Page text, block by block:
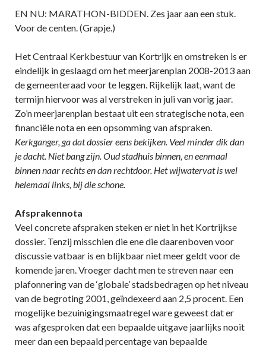
EN NU: MARATHON-BIDDEN. Zes jaar aan een stuk.
Voor de centen. (Grapje.)
Het Centraal Kerkbestuur van Kortrijk en omstreken is er
eindelijk in geslaagd om het meerjarenplan 2008-2013 aan
de gemeenteraad voor te leggen. Rijkelijk laat, want de
termijn hiervoor was al verstreken in juli van vorig jaar.
Zo’n meerjarenplan bestaat uit een strategische nota, een
financiële nota en een opsomming van afspraken.
Kerkganger, ga dat dossier eens bekijken. Veel minder dik dan
je dacht. Niet bang zijn. Oud stadhuis binnen, en eenmaal
binnen naar rechts en dan rechtdoor. Het wijwatervat is wel
helemaal links, bij die schone.
Afsprakennota
Veel concrete afspraken steken er niet in het Kortrijkse
dossier. Tenzij misschien die ene die daarenboven voor
discussie vatbaar is en blijkbaar niet meer geldt voor de
komende jaren. Vroeger dacht men te streven naar een
plafonnering van de ‘globale’ stadsbedragen op het niveau
van de begroting 2001, geïndexeerd aan 2,5 procent. Een
mogelijke bezuinigingsmaatregel ware geweest dat er
was afgesproken dat een bepaalde uitgave jaarlijks nooit
meer dan een bepaald percentage van bepaalde